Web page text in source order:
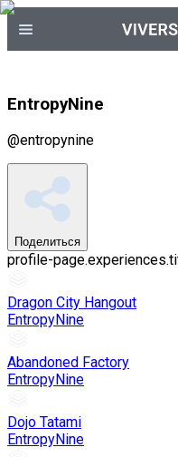
EntropyNine
@entropynine
Поделиться
profile-
Dragon City Hangout
EntropyNine
Abandoned Factory
EntropyNine
Dojo Tatami
EntropyNine